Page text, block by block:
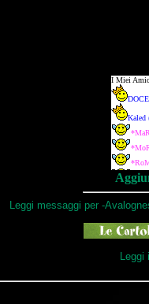
Leggi messaggi per -
Leggi